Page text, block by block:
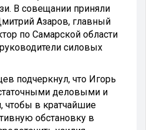
В совещании приняли
Азаров, главный
по Самарской области
силовых
подчеркнул, что Игорь
деловыми и
чтобы в кратчайшие
обстановку в